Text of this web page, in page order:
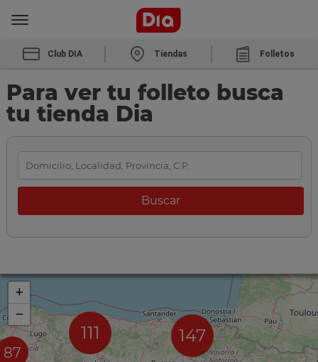
Club DIA Tiendas Folletos
Para ver tu folleto busca
tu tienda Dia
87
111 147
+
−